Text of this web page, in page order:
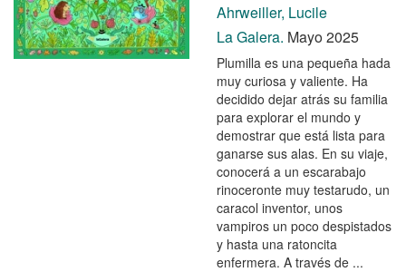
Ahrweiller, Lucile
La Galera. Mayo 2025
Plumilla es una pequeña hada
muy curiosa y valiente. Ha
decidido dejar atrás su familia
para explorar el mundo y
demostrar que está lista para
ganarse sus alas. En su viaje,
conocerá a un escarabajo
rinoceronte muy testarudo, un
caracol inventor, unos
vampiros un poco despistados
y hasta una ratoncita
enfermera. A través de ...